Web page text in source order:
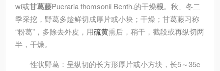
wi或甘葛藤Pueraria thomsonii Benth.的干燥根。秋、冬二
季采挖，野葛多趁鲜切成厚片或小块；干燥；甘葛藤习称
“粉葛”，多除去外皮，用硫黄熏后，稍干，截段或再纵切两
半，干燥。
性状野葛：呈纵切的长方形厚片或小方块，长5～35c